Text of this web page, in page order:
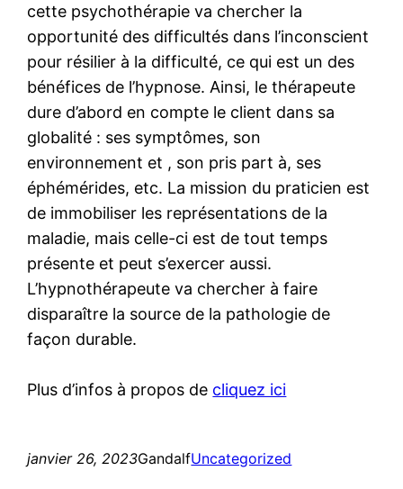
cette psychothérapie va chercher la
opportunité des difficultés dans l’inconscient
pour résilier à la difficulté, ce qui est un des
bénéfices de l’hypnose. Ainsi, le thérapeute
dure d’abord en compte le client dans sa
globalité : ses symptômes, son
environnement et , son pris part à, ses
éphémérides, etc. La mission du praticien est
de immobiliser les représentations de la
maladie, mais celle-ci est de tout temps
présente et peut s’exercer aussi.
L’hypnothérapeute va chercher à faire
disparaître la source de la pathologie de
façon durable.
Plus d’infos à propos de cliquez ici
janvier 26, 2023GandalfUncategorized